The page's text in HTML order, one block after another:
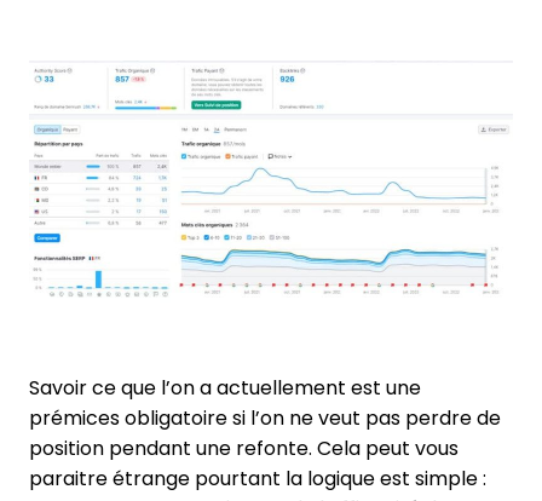
Savoir ce que l’on a actuellement est une
prémices obligatoire si l’on ne veut pas perdre de
position pendant une refonte. Cela peut vous
paraitre étrange pourtant la logique est simple :